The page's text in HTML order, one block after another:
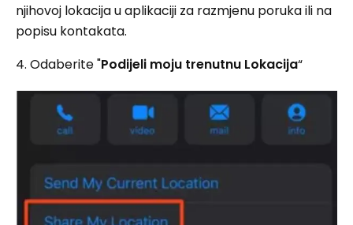
njihovoj lokacija u aplikaciji za razmjenu poruka ili na
popisu kontakata.
4. Odaberite "Podijeli moju trenutnu Lokacija“